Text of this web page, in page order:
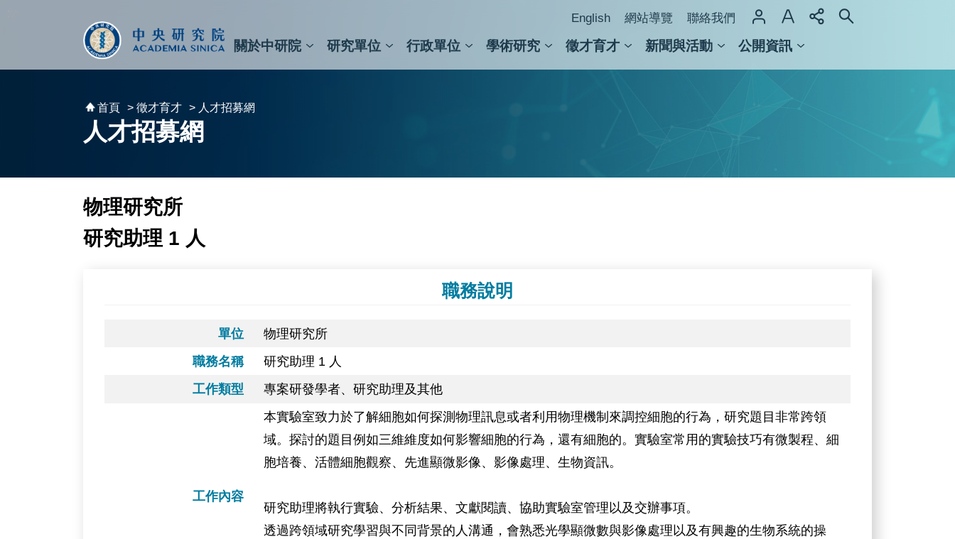
English 網站導覽 聯絡我們
關於中研院 研究單位 行政單位 學術研究 徵才育才 新聞與活動 公開資訊
首頁 > 徵才育才 > 人才招募網
人才招募網
物理研究所
研究助理 1 人
職務說明
單位
物理研究所
職務名稱
研究助理 1 人
工作類型
專案研發學者、研究助理及其他
工作內容
本實驗室致力於了解細胞如何探測物理訊息或者利用物理機制來調控細胞的行為，研究題目非常跨領
域。探討的題目例如三維維度如何影響細胞的行為，還有細胞的。實驗室常用的實驗技巧有微製程、細
胞培養、活體細胞觀察、先進顯微影像、影像處理、生物資訊。
研究助理將執行實驗、分析結果、文獻閱讀、協助實驗室管理以及交辦事項。
透過跨領域研究學習與不同背景的人溝通，會熟悉光學顯微數與影像處理以及有興趣的生物系統的操